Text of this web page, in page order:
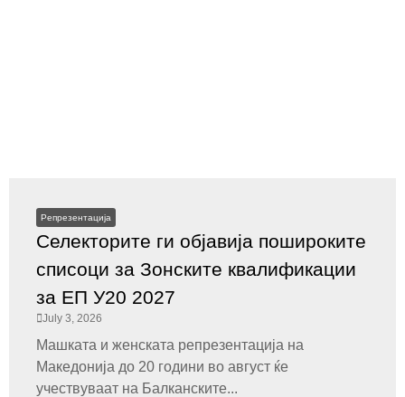
Репрезентација
Селекторите ги објавија пошироките
списоци за Зонските квалификации
за ЕП У20 2027
July 3, 2026
Машката и женската репрезентација на
Македонија до 20 години во август ќе
учествуваат на Балканските...